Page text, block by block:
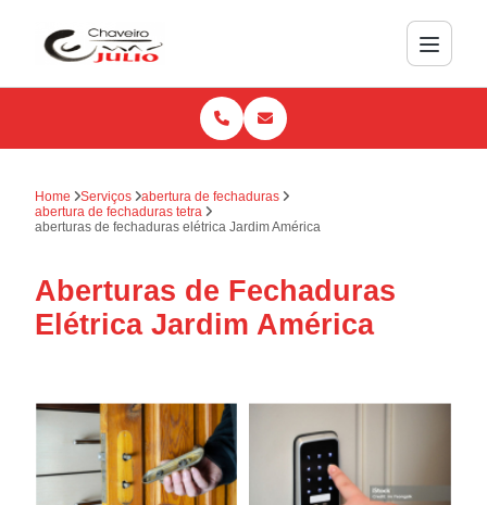
Home Serviços
abertura de fechaduras
abertura de fechaduras tetra
aberturas de fechaduras elétrica Jardim América
Aberturas de Fechaduras
Elétrica Jardim América